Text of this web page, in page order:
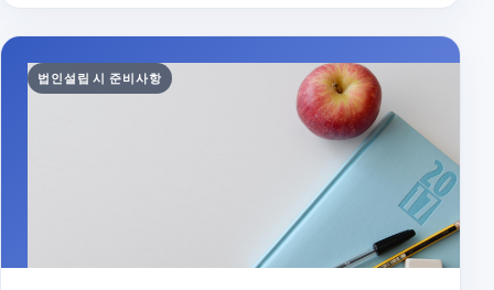
법인설립 시 준비사항